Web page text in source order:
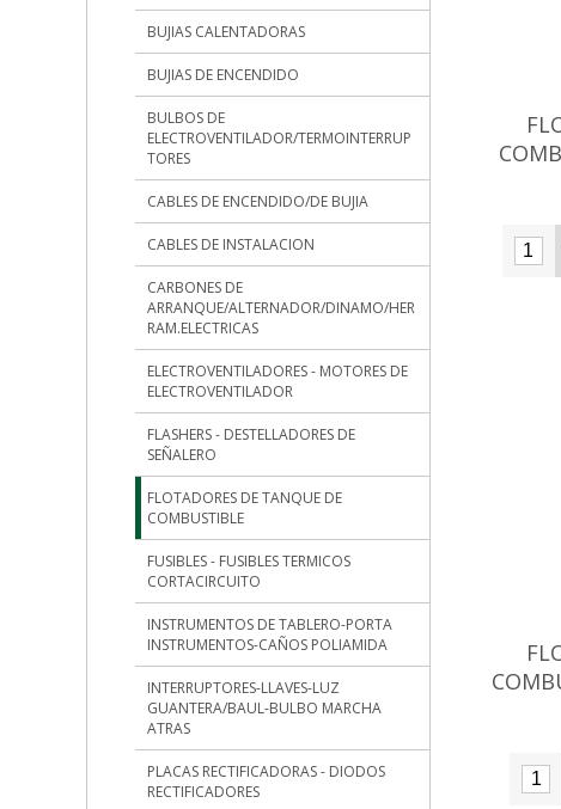
BUJIAS CALENTADORAS
BUJIAS DE ENCENDIDO
BULBOS DE
ELECTROVENTILADOR/TERMOINTERRUP
TORES
CABLES DE ENCENDIDO/DE BUJIA
CABLES DE INSTALACION
CARBONES DE
ARRANQUE/ALTERNADOR/DINAMO/HER
RAM.ELECTRICAS
ELECTROVENTILADORES - MOTORES DE
ELECTROVENTILADOR
FLASHERS - DESTELLADORES DE
SEÑALERO
FLOTADORES DE TANQUE DE
COMBUSTIBLE
FUSIBLES - FUSIBLES TERMICOS
CORTACIRCUITO
INSTRUMENTOS DE TABLERO-PORTA
INSTRUMENTOS-CAÑOS POLIAMIDA
INTERRUPTORES-LLAVES-LUZ
GUANTERA/BAUL-BULBO MARCHA
ATRAS
PLACAS RECTIFICADORAS - DIODOS
RECTIFICADORES